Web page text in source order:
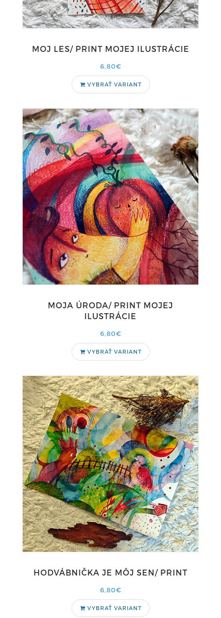
MOJ LES/ PRINT MOJEJ ILUSTRÁCIE
6,80€
VYBRAŤ VARIANT
MOJA ÚRODA/ PRINT MOJEJ
ILUSTRÁCIE
6,80€
VYBRAŤ VARIANT
HODVÁBNIČKA JE MÔJ SEN/ PRINT
6,80€
VYBRAŤ VARIANT